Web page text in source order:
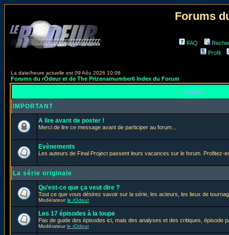
Forums
FAQ
Profil
La date/heure actuelle est 09 Aôu 2026 10:08
Forums du rÔdeur et de The Prizenarnumber6 Index du Forum
Forum
IMPORTANT
A lire avant de poster !
Merci de lire ce message avant de participer au forum...
Evènements
Les auteurs de Final Project passent leurs vacances sur le forum. Profitez-
La série originale
Qu'est-ce que ça veut dire ?
Tout ce que vous désirez savoir sur la série, les acteurs, les lieux de
Modérateurle rOdeur
Les 17 épisodes à la loupe
Pas de guide des épisodes ici, mais des analyses et des critiques, épisode
Modérateurle rOdeur